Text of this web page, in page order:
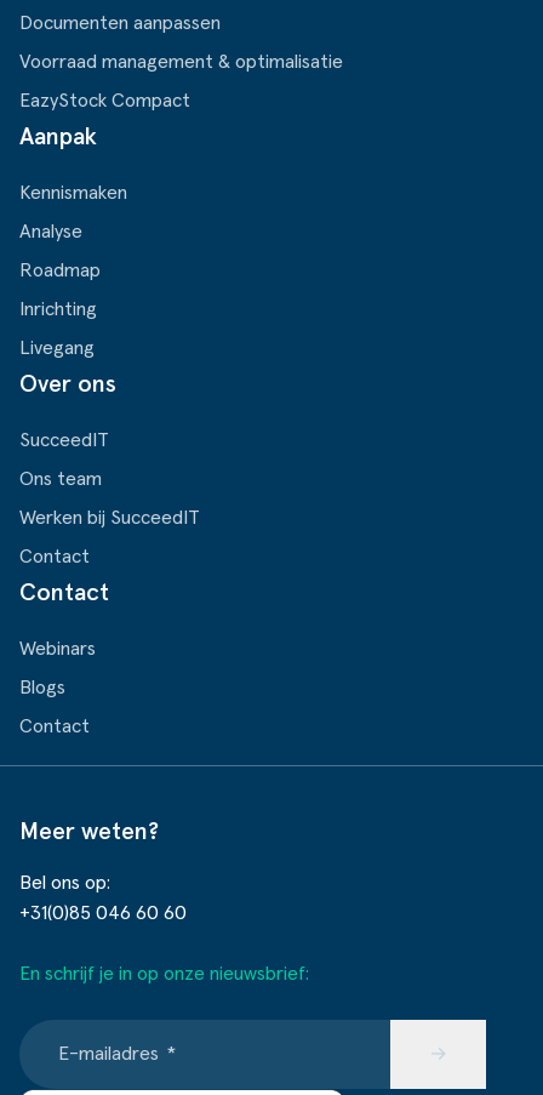
Documenten aanpassen
Voorraad management & optimalisatie
EazyStock Compact
Aanpak
Kennismaken
Analyse
Roadmap
Inrichting
Livegang
Over ons
SucceedIT
Ons team
Werken bij SucceedIT
Contact
Contact
Webinars
Blogs
Contact
Meer weten?
Bel ons op:
+31(0)85 046 60 60
En schrijf je in op onze nieuwsbrief:
E-mailadres * →